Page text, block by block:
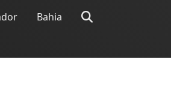
Bahia